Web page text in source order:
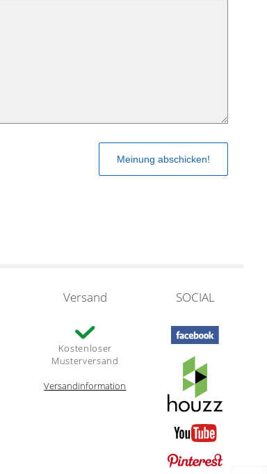
Versand
Kostenloser
Musterversand
Versandinformation
SOCIAL